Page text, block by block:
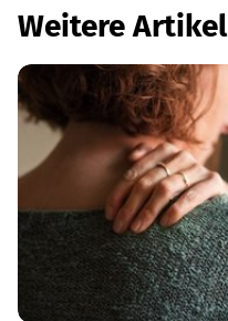
Weitere Artikel